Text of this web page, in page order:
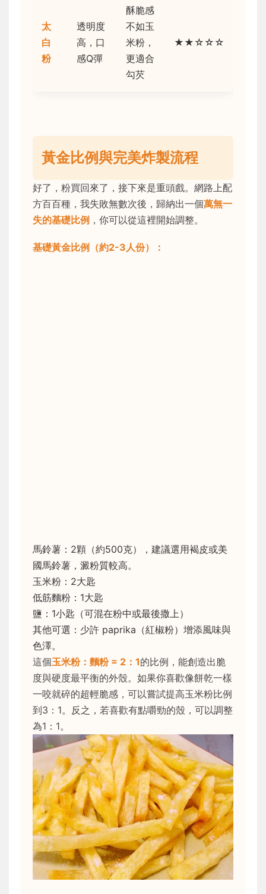
太
白
粉
透明度
高，口
感Q彈
酥脆感
不如玉
米粉，
更適合
勾芡
★★☆☆☆
黃金比例與完美炸製流程
好了，粉買回來了，接下來是重頭戲。網路上配
方百百種，我失敗無數次後，歸納出一個萬無一
失的基礎比例 ，你可以從這裡開始調整。
基礎黃金比例（約2-3人份）：
馬鈴薯：2顆（約500克），建議選用褐皮或美
國馬鈴薯，澱粉質較高。
玉米粉：2大匙
低筋麵粉：1大匙
鹽：1小匙（可混在粉中或最後撒上）
其他可選：少許 paprika（紅椒粉）增添風味與
色澤。
這個玉米粉：麵粉 = 2：1的比例，能創造出脆
度與硬度最平衡的外殼。如果你喜歡像餅乾一樣
一咬就碎的超輕脆感，可以嘗試提高玉米粉比例
到3：1。反之，若喜歡有點嚼勁的殼，可以調整
為1：1。